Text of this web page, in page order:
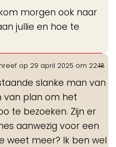
morgen ook naar
jullie en hoe te
op 29 april 2025 om 22:18
slanke man van
van plan om het
te bezoeken. Zijn er
aanwezig voor een
weet meer? Ik ben wel
...